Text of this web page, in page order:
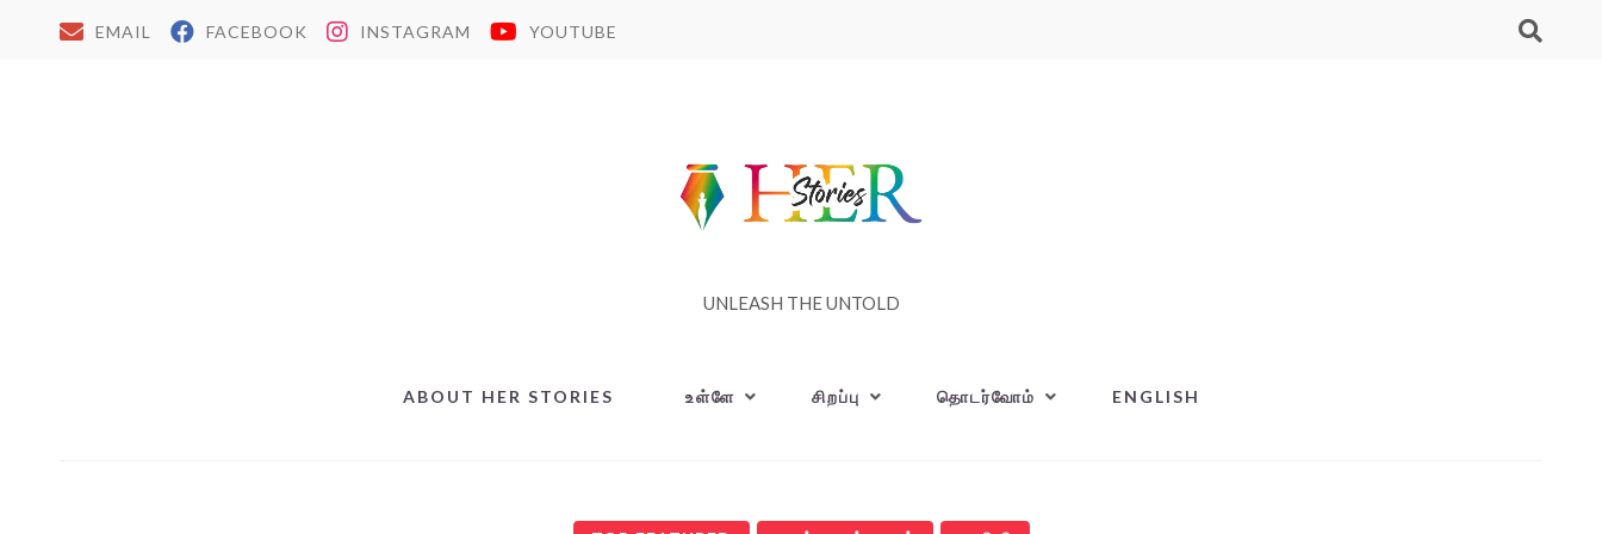
EMAIL FACEBOOK INSTAGRAM YOUTUBE
UNLEASH THE UNTOLD
ABOUT HER STORIES உள்ளே சிறப்பு தொடர்வோம் ENGLISH